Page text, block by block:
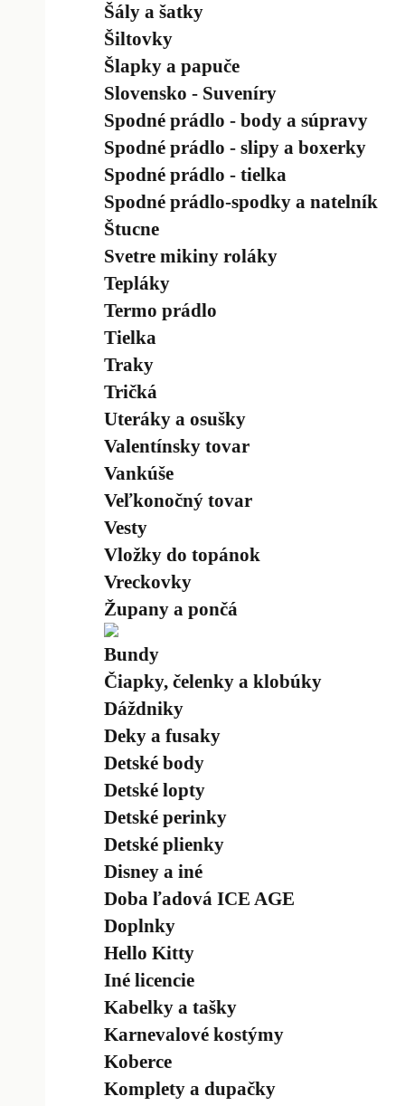
Šály a šatky
Šiltovky
Šlapky a papuče
Slovensko - Suveníry
Spodné prádlo - body a súpravy
Spodné prádlo - slipy a boxerky
Spodné prádlo - tielka
Spodné prádlo-spodky a natelník
Štucne
Svetre mikiny roláky
Tepláky
Termo prádlo
Tielka
Traky
Tričká
Uteráky a osušky
Valentínsky tovar
Vankúše
Veľkonočný tovar
Vesty
Vložky do topánok
Vreckovky
Župany a pončá
Bundy
Čiapky, čelenky a klobúky
Dáždniky
Deky a fusaky
Detské body
Detské lopty
Detské perinky
Detské plienky
Disney a iné
Doba ľadová ICE AGE
Doplnky
Hello Kitty
Iné licencie
Kabelky a tašky
Karnevalové kostýmy
Koberce
Komplety a dupačky